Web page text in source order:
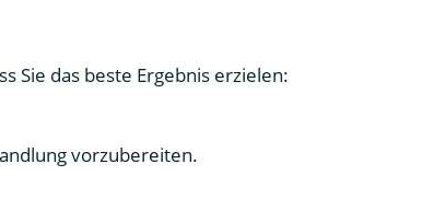
Sie das beste Ergebnis erzielen:
vorzubereiten.